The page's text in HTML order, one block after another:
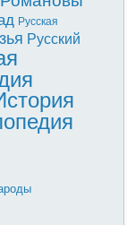
Русская
Русский